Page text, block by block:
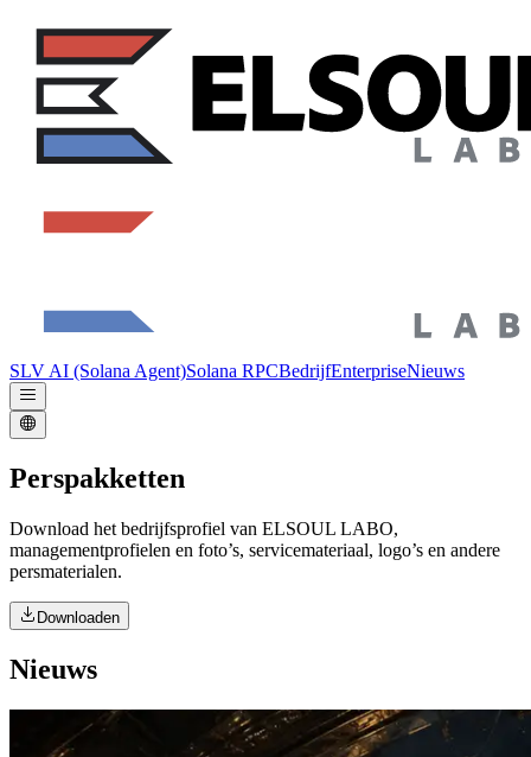
SLV AI (Solana Agent)Solana RPCBedrijfEnterpriseNieuws
Perspakketten
Download het bedrijfsprofiel van ELSOUL LABO,
managementprofielen en foto’s, servicemateriaal, logo’s en andere
persmaterialen.
Downloaden
Nieuws